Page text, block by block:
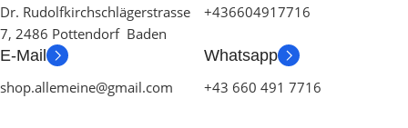
Dr. Rudolfkirchschlägerstrasse
7, 2486 Pottendorf Baden
+436604917716
E-Mail
shop.allemeine@gmail.com
Whatsapp
+43 660 491 7716